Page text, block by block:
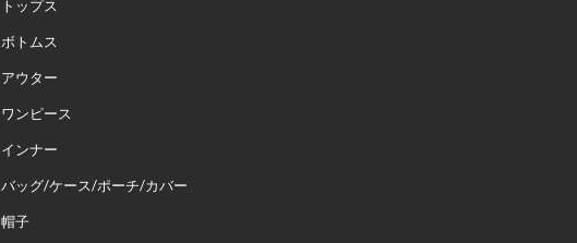
トップス
ボトムス
アウター
ワンピース
インナー
バッグ/ケース/ポーチ/カバー
帽子